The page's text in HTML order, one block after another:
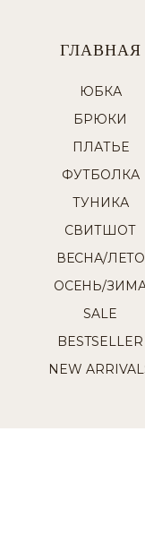
ГЛАВНАЯ
ЮБКА
БРЮКИ
ПЛАТЬЕ
ФУТБОЛКА
ТУНИКА
СВИТШОТ
ВЕСНА/ЛЕТО
ОСЕНЬ/
SALE
BESTSELLER
NEW